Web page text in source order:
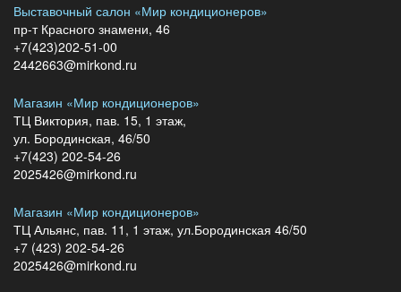
Выставочный салон «Мир кондиционеров»
пр-т Красного знамени, 46
+7(423)202-51-00
2442663@mirkond.ru
Магазин «Мир кондиционеров»
ТЦ Виктория, пав. 15, 1 этаж,
ул. Бородинская, 46/50
+7(423) 202-54-26
2025426@mirkond.ru
Магазин «Мир кондиционеров»
ТЦ Альянс, пав. 11, 1 этаж, ул.Бородинская 46/50
+7 (423) 202-54-26
2025426@mirkond.ru